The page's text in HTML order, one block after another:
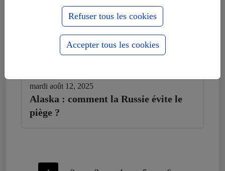
mardi août 12, 2025
Alaska : comment la Russie évite le
piège ?
Refuser tous les cookies
Accepter tous les cookies